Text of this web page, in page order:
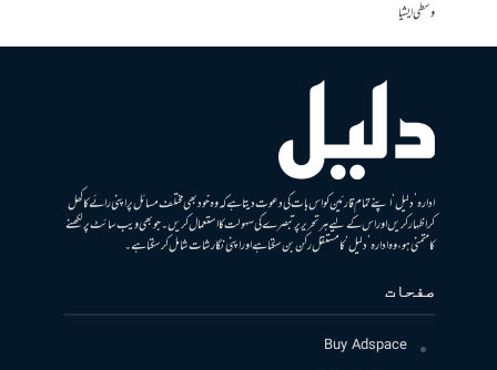
وسطی ایشیا
ادارہ ’دلیل‘ اپنے تمام قارئین کو اس بات کی دعوت دیتا ہے کہ وہ خود بھی مختلف مسائل پر اپنی رائے کا کھل
کر اظہار کریں اور اس کے لیے ہر تحریر پر تبصرے کی سہولت کا استعمال کریں۔ جو بھی ویب سائٹ پر لکھنے
کا متمنی ہو، وہ ادارہ ’دلیل‘ کا مستقل رکن بن سکتا ہے اور اپنی نگارشات شامل کرسکتا ہے۔
صفحات
Buy Adspace